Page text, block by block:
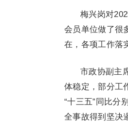
梅兴岗对
会员单位做了很
在，各项工作落
市政协副主
体稳定，部分工
“十三五”同比分
全事故得到坚决